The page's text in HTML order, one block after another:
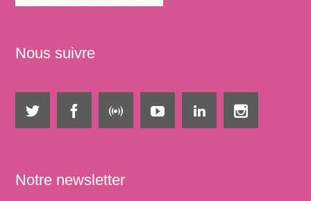
Nous suivre
Notre newsletter